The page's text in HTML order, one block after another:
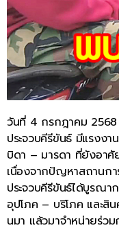
วันที่ 4 กรกฎาคม 2568
ประจวบคีรีขันธ์ มีแรงง
บิดา – มารดา ที่ยังอาศั
เนื่องจากปัญหาสถานก
ประจวบคีรีขันธ์ได้บูรณา
อุปโภค – บริโภค และสิ
นมา แล้วมาจำหน่ายร่ว